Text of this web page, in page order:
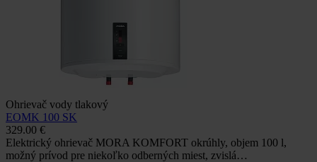
Ohrievač vody tlakový
EOMK 100 SK
329.00 €
Elektrický ohrievač MORA KOMFORT okrúhly, objem 100 l,
možný prívod pre niekoľko odberných miest, zvislá…